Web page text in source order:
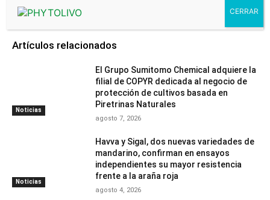
Artículos relacionados
Noticias
El Grupo Sumitomo Chemical adquiere la
filial de COPYR dedicada al negocio de
protección de cultivos basada en
Piretrinas Naturales
agosto 7, 2026
Noticias
Havva y Sigal, dos nuevas variedades de
mandarino, confirman en ensayos
independientes su mayor resistencia
frente a la araña roja
agosto 4, 2026